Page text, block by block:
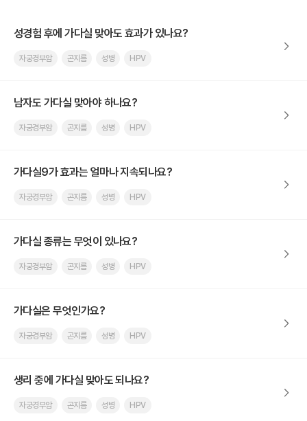
성경험 후에 가다실 맞아도 효과가 있나요?
자궁경부암 곤지름 성병 HPV
남자도 가다실 맞아야 하나요?
자궁경부암 곤지름 성병 HPV
가다실9가 효과는 얼마나 지속되나요?
자궁경부암 곤지름 성병 HPV
가다실 종류는 무엇이 있나요?
자궁경부암 곤지름 성병 HPV
가다실은 무엇인가요?
자궁경부암 곤지름 성병 HPV
생리 중에 가다실 맞아도 되나요?
자궁경부암 곤지름 성병 HPV